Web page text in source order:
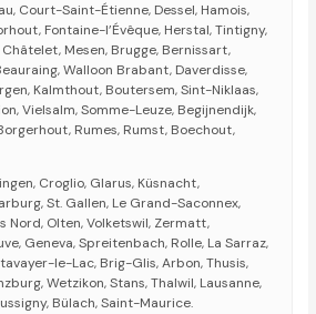
Court-Saint-Étienne, Dessel, Hamois,
Fontaine-l’Évêque, Herstal, Tintigny,
Mesen, Brugge, Bernissart,
Walloon Brabant, Daverdisse,
Kalmthout, Boutersem, Sint-Niklaas,
Vielsalm, Somme-Leuze, Begijnendijk,
Rumes, Rumst, Boechout,
Croglio, Glarus, Küsnacht,
St. Gallen, Le Grand-Saconnex,
Nord, Olten, Volketswil, Zermatt,
Geneva, Spreitenbach, Rolle, La Sarraz,
le-Lac, Brig-Glis, Arbon, Thusis,
Wetzikon, Stans, Thalwil, Lausanne,
Bülach, Saint-Maurice.